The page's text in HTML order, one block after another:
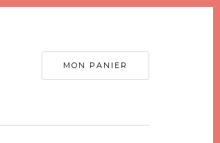
MON PANIER